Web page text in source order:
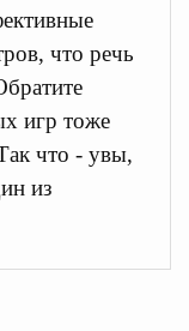
что речь
игр тоже
что - увы,
из